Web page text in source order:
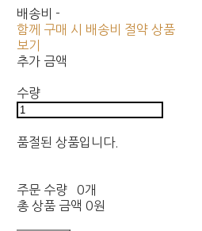
배송비 -
함께 구매 시 배송비 절약 상품
보기
추가 금액
수량
품절된 상품입니다.
주문 수량
0개
총 상품 금액 0원